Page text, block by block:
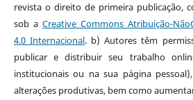
revista o direito de primeira publicação,
sob a Creative Commons Atribuição-
4.0 Internacional. b) Autores têm
publicar e distribuir seu trabalho
institucionais ou na sua página
alterações produtivas, bem como